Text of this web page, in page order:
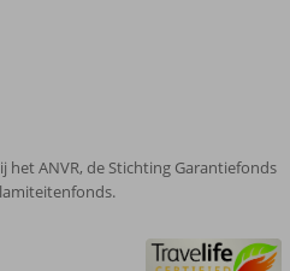
het ANVR, de Stichting Garantiefonds